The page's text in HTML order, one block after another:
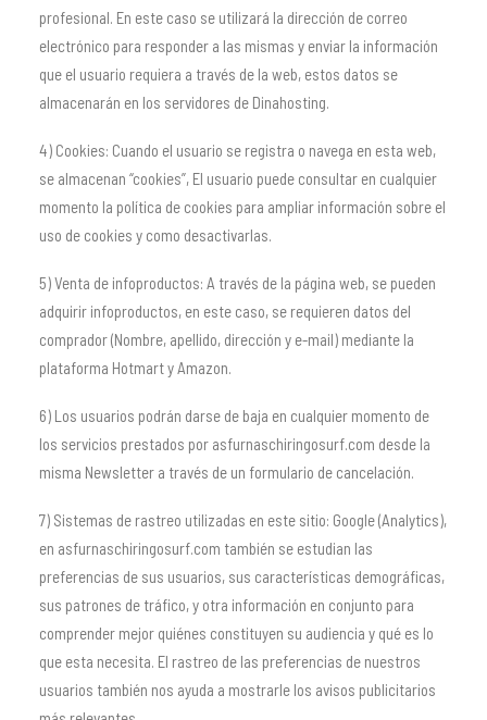
profesional. En este caso se utilizará la dirección de correo
electrónico para responder a las mismas y enviar la información
que el usuario requiera a través de la web, estos datos se
almacenarán en los servidores de Dinahosting.
4) Cookies: Cuando el usuario se registra o navega en esta web,
se almacenan “cookies”, El usuario puede consultar en cualquier
momento la política de cookies para ampliar información sobre el
uso de cookies y como desactivarlas.
5) Venta de infoproductos: A través de la página web, se pueden
adquirir infoproductos, en este caso, se requieren datos del
comprador (Nombre, apellido, dirección y e-mail) mediante la
plataforma Hotmart y Amazon.
6) Los usuarios podrán darse de baja en cualquier momento de
los servicios prestados por asfurnaschiringosurf.com desde la
misma Newsletter a través de un formulario de cancelación.
7) Sistemas de rastreo utilizadas en este sitio: Google (Analytics),
en asfurnaschiringosurf.com también se estudian las
preferencias de sus usuarios, sus características demográficas,
sus patrones de tráfico, y otra información en conjunto para
comprender mejor quiénes constituyen su audiencia y qué es lo
que esta necesita. El rastreo de las preferencias de nuestros
usuarios también nos ayuda a mostrarle los avisos publicitarios